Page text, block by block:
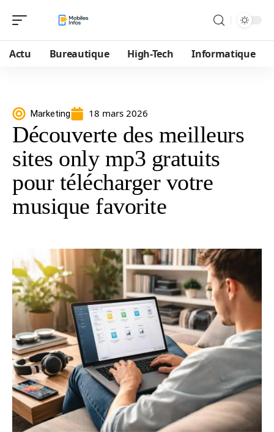
Actu Bureautique High-Tech Informatique
Marketing 18 mars 2026
Découverte des meilleurs
sites only mp3 gratuits
pour télécharger votre
musique favorite